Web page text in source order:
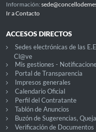
Información:
Ir a Contacto
ACCESOS DIRECTOS
Sedes electrónicas de las
Cl@ve
Mis gestiones -
Portal de Transparencia
Impresos generales
Calendario Oficial
Perfil del Contratante
Tablón de Anuncios
Buzón de Sugerencias,
Verificación de Documentos